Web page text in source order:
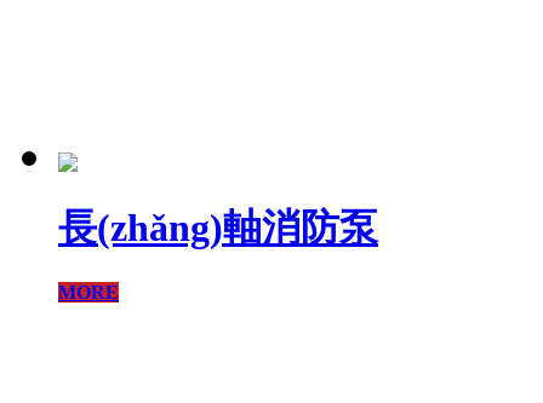
長(zhǎng)軸消防泵
MORE